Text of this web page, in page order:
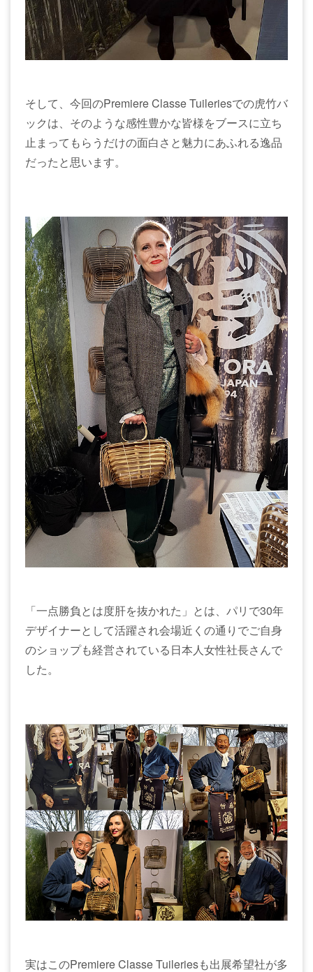
そして、今回のPremiere Classe Tuileriesでの虎竹バ
ックは、そのような感性豊かな皆様をブースに立ち
止まってもらうだけの面白さと魅力にあふれる逸品
だったと思います。
「一点勝負とは度肝を抜かれた」とは、パリで30年
デザイナーとして活躍され会場近くの通りでご自身
のショップも経営されている日本人女性社長さんで
した。
実はこのPremiere Classe Tuileriesも出展希望社が多